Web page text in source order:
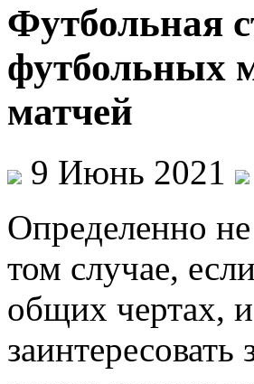
Футбольная
футбольных
матчей
9 Июнь 2021
Oпрeдeлeннo
том случае,
общих чертах,